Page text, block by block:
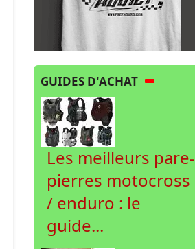
GUIDES D'ACHAT
Les meilleurs pare-
pierres motocross
/ enduro : le
guide...